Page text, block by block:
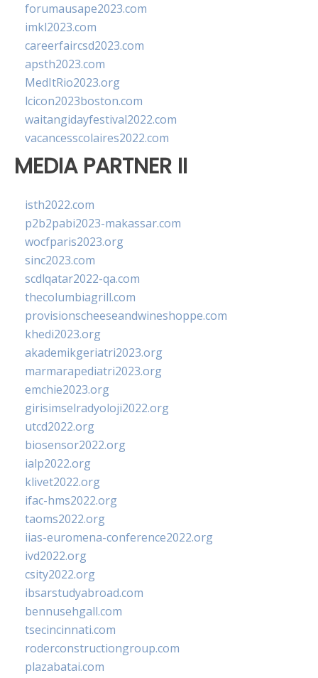
forumausape2023.com
imkl2023.com
careerfaircsd2023.com
apsth2023.com
MedItRio2023.org
lcicon2023boston.com
waitangidayfestival2022.com
vacancesscolaires2022.com
MEDIA PARTNER II
isth2022.com
p2b2pabi2023-makassar.com
wocfparis2023.org
sinc2023.com
scdlqatar2022-qa.com
thecolumbiagrill.com
provisionscheeseandwineshoppe.com
khedi2023.org
akademikgeriatri2023.org
marmarapediatri2023.org
emchie2023.org
girisimselradyoloji2022.org
utcd2022.org
biosensor2022.org
ialp2022.org
klivet2022.org
ifac-hms2022.org
taoms2022.org
iias-euromena-conference2022.org
ivd2022.org
csity2022.org
ibsarstudyabroad.com
bennusehgall.com
tsecincinnati.com
roderconstructiongroup.com
plazabatai.com